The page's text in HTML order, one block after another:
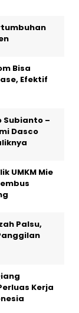
Bisa
Efektif
Subianto –
Dasco
UMKM Mie
Palsu,
Kerja